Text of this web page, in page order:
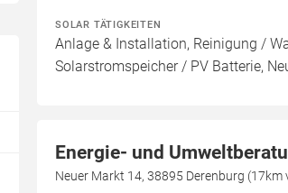
SOLAR TÄTIGKEITEN
Anlage & Installation, Reinigung /
Solarstromspeicher / PV Batterie,
Energie- und
Neuer Markt 14, 38895 Derenburg